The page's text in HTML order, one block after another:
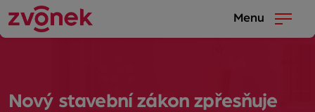
Menu
Nový stavební zákon zpřesňuje